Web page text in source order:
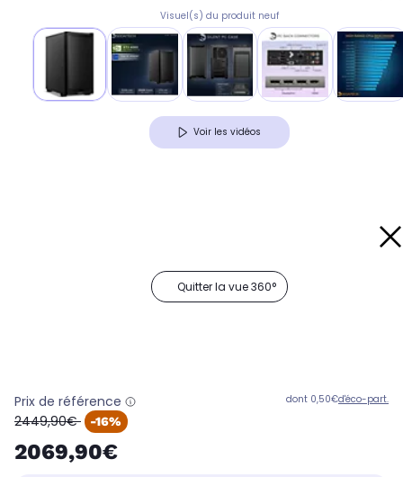
Visuel(s) du produit neuf
Voir les vidéos
Quitter la vue 360°
Prix de référence
oldPrice
2449,90€ -16%
2069,90€
dont 0,50€d'éco-part.